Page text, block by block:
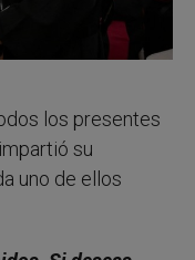
los presentes
su
uno de ellos